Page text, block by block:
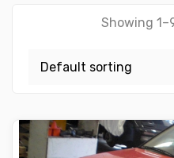
Showing